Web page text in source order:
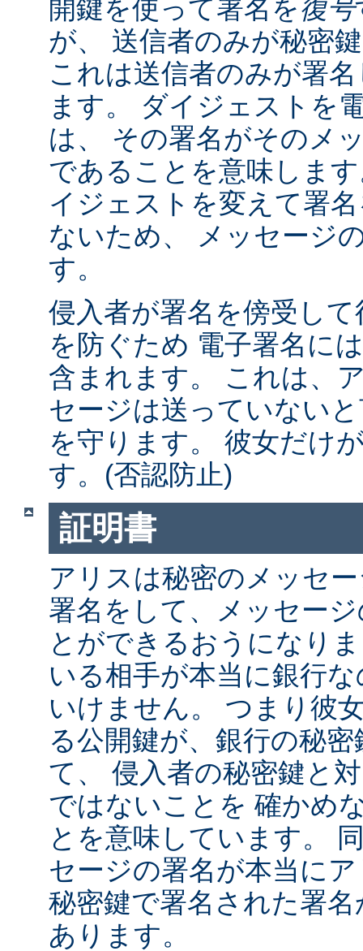
開鍵を使って署名を復号
が、 送信者のみが秘密
これは送信者のみが署
ます。 ダイジェストを
は、 その署名がそのメ
であることを意味しま
イジェストを変えて署
ないため、 メッセージ
す。
侵入者が署名を傍受し
を防ぐため 電子署名に
含まれます。 これは、
セージは送っていない
を守ります。 彼女だけ
す。(否認防止)
証明書
アリスは秘密のメッセ
署名をして、メッセー
とができるおうになり
いる相手が本当に銀行
いけません。 つまり彼
る公開鍵が、銀行の秘
て、 侵入者の秘密鍵と
ではないことを 確かめ
とを意味しています。
セージの署名が本当に
秘密鍵で署名された署
あります。